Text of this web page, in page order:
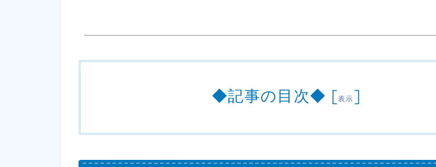
◆記事の目次◆ [表示 ]